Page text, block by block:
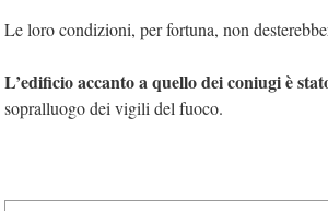
Le loro condizioni, per fortuna, non
L’edificio accanto a quello dei coniugi è
sopralluogo dei vigili del fuoco.